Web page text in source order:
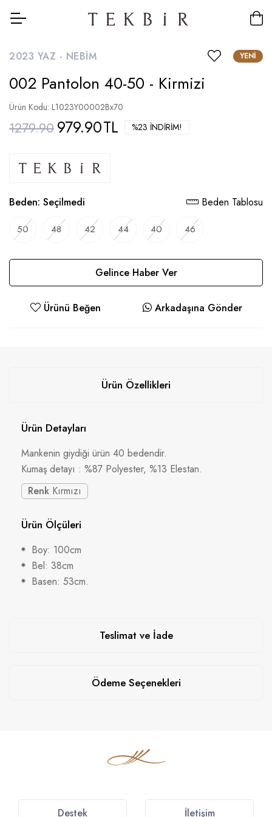
2023 YAZ - NEBIM YENI
002 Pantolon 40-50 - Kirmizi
Ürün Kodu: L1023Y00002Bx70
1279.90 979.90TL %23 İNDIRIM!
Beden: Seçilmedi Beden Tablosu
50 48 42 44 40 46
Gelince Haber Ver
Ürünü Beğen Arkadaşına Gönder
Ürün Özellikleri
Ürün Detayları
Mankenin giydiği ürün 40 bedendir.
Kumaş detayı : %87 Polyester, %13 Elestan.
Renk Kırmızı
Ürün Ölçüleri
Boy: 100cm
Bel: 38cm
Basen: 53cm.
Teslimat ve İade
Ödeme Seçenekleri
Destek İletişim